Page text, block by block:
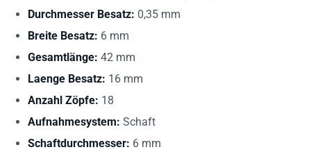
Durchmesser Besatz: 0,35 mm
Breite Besatz: 6 mm
Gesamtlänge: 42 mm
Laenge Besatz: 16 mm
Anzahl Zöpfe: 18
Aufnahmesystem: Schaft
Schaftdurchmesser: 6 mm